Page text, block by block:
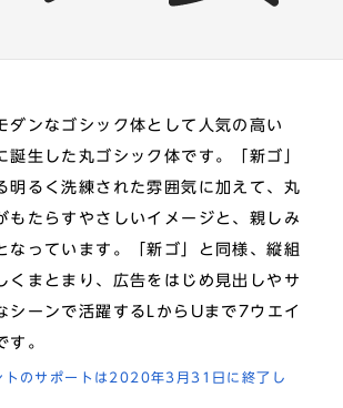
ダンなゴシック体として人気の高い
誕生した丸ゴシック体です。「新ゴ」
明るく洗練された雰囲気に加えて、丸
もたらすやさしいイメージと、親しみ
なっています。「新ゴ」と同様、縦組
くまとまり、広告をはじめ見出しやサ
シーンで活躍するLからUまで7ウエイ
す。
のサポートは2020年3月31日に終了し